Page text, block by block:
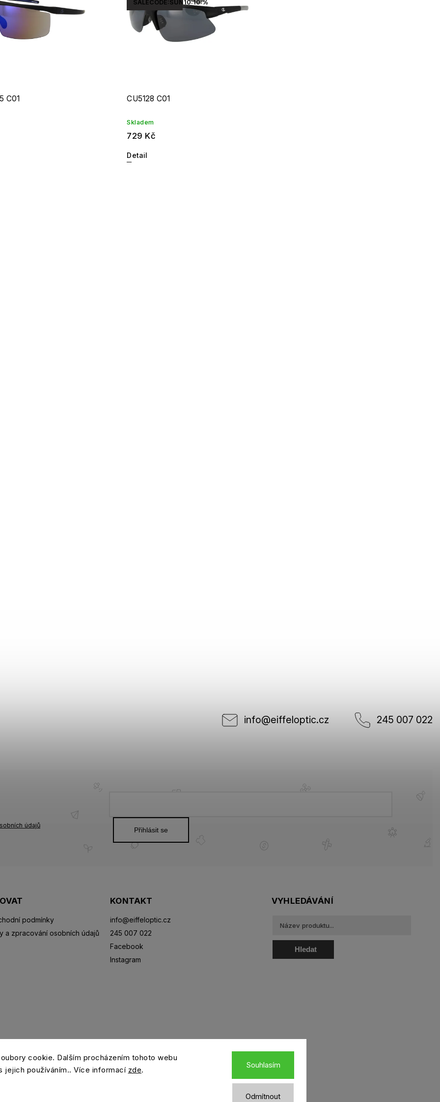
cookie. Dalším procházením tohoto webu
jejich používáním.. Více informací zde.
Odmítnout
Souhlasím
C01
SALECODE:SUN10:10:%
CU5128 C01
Skladem
729 Kč
Detail
info@eiffeloptic.cz 245 007 022
podmínky
a zpracování osobních údajů
KONTAKT
info@eiffeloptic.cz
245 007 022
Facebook
Instagram
údajů
Přihlásit se
VYHLEDÁVÁNÍ
Hledat